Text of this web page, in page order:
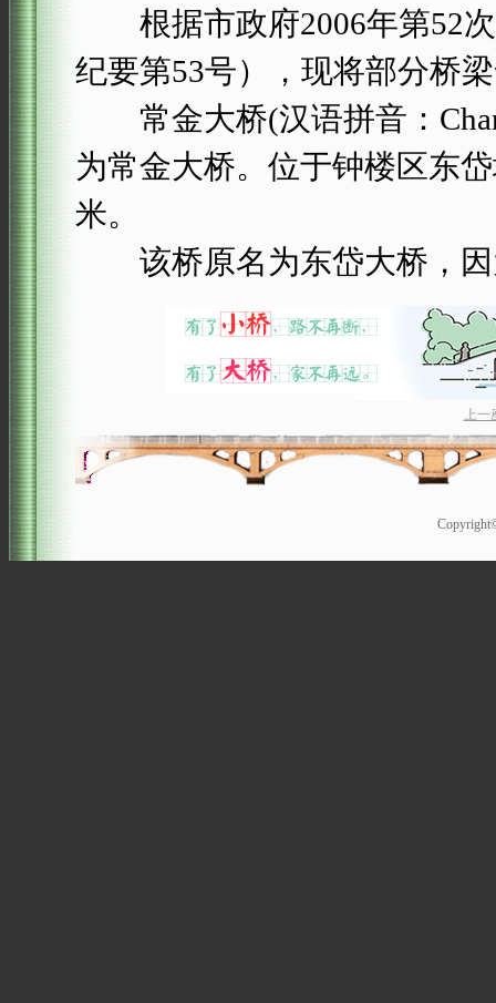
根据市政府2006年第52次
纪要第53号），现将部分桥
常金大桥(汉语拼音：
为常金大桥。位于钟楼区东
米。
该桥原名为东岱大桥，因
上一